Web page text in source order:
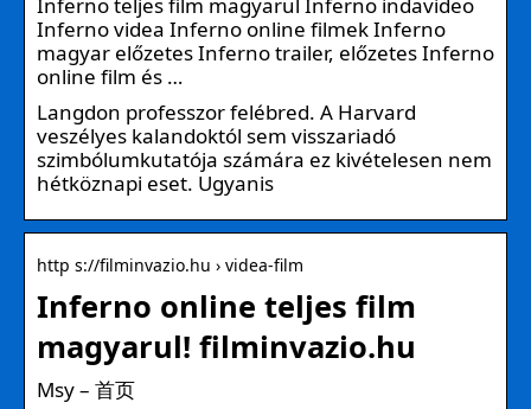
Inferno videa Inferno online filmek Inferno
magyar előzetes Inferno trailer, előzetes Inferno
online film és …
Langdon professzor felébred. A Harvard
veszélyes kalandoktól sem visszariadó
szimbólumkutatója számára ez kivételesen nem
hétköznapi eset. Ugyanis
http s://filminvazio.hu › videa-film
Inferno online teljes film
magyarul! filminvazio.hu
Msy – 首页